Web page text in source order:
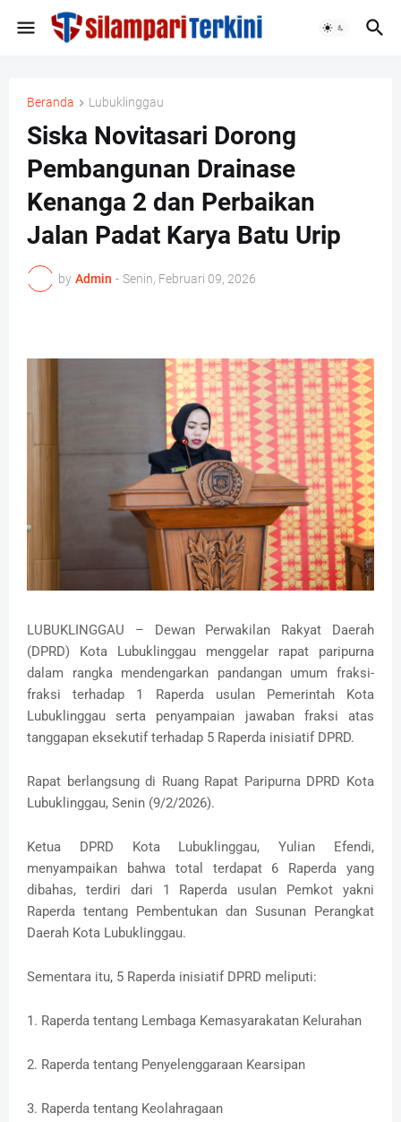
Beranda Lubuklinggau
Siska Novitasari Dorong
Pembangunan Drainase
Kenanga 2 dan Perbaikan
Jalan Padat Karya Batu Urip ‎
by Admin - Senin, Februari 09, 2026
LUBUKLINGGAU – Dewan Perwakilan Rakyat Daerah
(DPRD) Kota Lubuklinggau menggelar rapat paripurna
dalam rangka mendengarkan pandangan umum fraksi-
fraksi terhadap 1 Raperda usulan Pemerintah Kota
Lubuklinggau serta penyampaian jawaban fraksi atas
tanggapan eksekutif terhadap 5 Raperda inisiatif DPRD.
‎Rapat berlangsung di Ruang Rapat Paripurna DPRD Kota
Lubuklinggau, Senin (9/2/2026).
‎Ketua DPRD Kota Lubuklinggau, Yulian Efendi,
menyampaikan bahwa total terdapat 6 Raperda yang
dibahas, terdiri dari 1 Raperda usulan Pemkot yakni
Raperda tentang Pembentukan dan Susunan Perangkat
Daerah Kota Lubuklinggau.
‎Sementara itu, 5 Raperda inisiatif DPRD meliputi:
‎1. Raperda tentang Lembaga Kemasyarakatan Kelurahan
‎2. Raperda tentang Penyelenggaraan Kearsipan
‎3. Raperda tentang Keolahragaan